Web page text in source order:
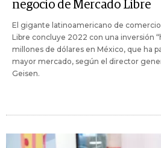
negocio de Mercado Libre
El gigante latinoamericano de
Libre concluye 2022 con una inversión
millones de dólares en México, que ha
mayor mercado, según el director
Geisen.